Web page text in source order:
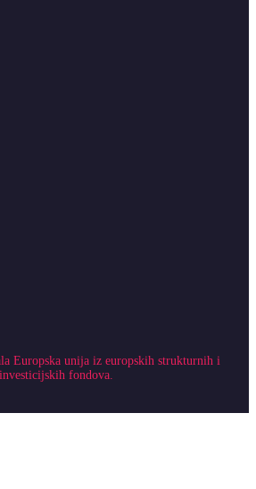
Europska unija iz europskih strukturnih i
investicijskih fondova.